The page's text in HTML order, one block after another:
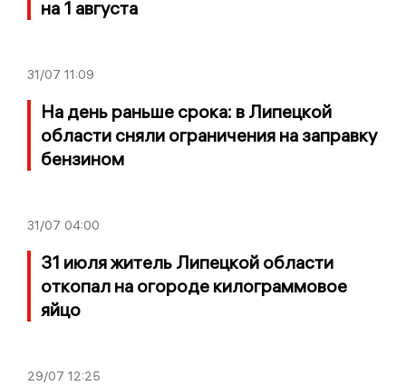
на 1 августа
31/07 11:09
На день раньше срока: в Липецкой
области сняли ограничения на заправку
бензином
31/07 04:00
31 июля житель Липецкой области
откопал на огороде килограммовое
яйцо
29/07 12:25